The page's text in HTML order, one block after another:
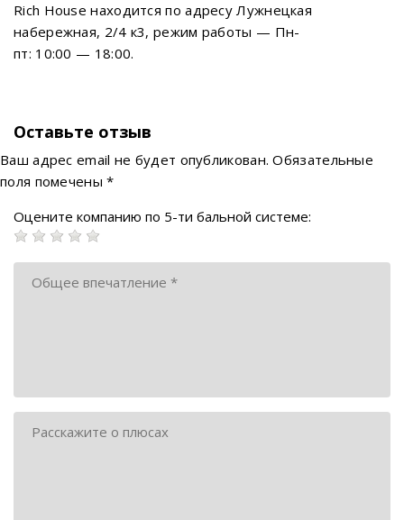
Rich House находится по адресу Лужнецкая
набережная, 2/4 к3, режим работы — Пн-
пт: 10:00 — 18:00.
Оставьте отзыв
Ваш адрес email не будет опубликован. Обязательные
поля помечены*
Оцените компанию по 5-ти бальной системе: